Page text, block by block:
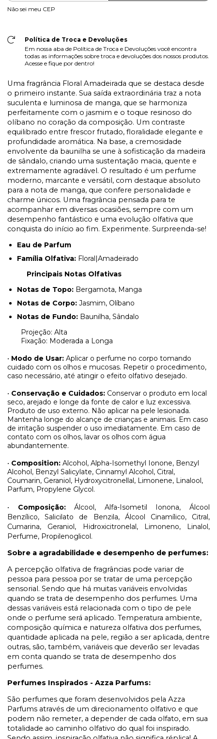
Não sei meu CEP
Política de Troca e Devoluções
Em nossa aba de Política de Troca e Devoluções você encontra
todas as informações sobre troca e devoluções dos nossos produtos.
Acesse e fique por dentro!
Uma fragrância Floral Amadeirada que se destaca desde
o primeiro instante. Sua saída extraordinária traz a nota
suculenta e luminosa de manga, que se harmoniza
perfeitamente com o jasmim e o toque resinoso do
olíbano no coração da composição. Um contraste
equilibrado entre frescor frutado, floralidade elegante e
profundidade aromática. Na base, a cremosidade
envolvente da baunilha se une à sofisticação da madeira
de sândalo, criando uma sustentação macia, quente e
extremamente agradável. O resultado é um perfume
moderno, marcante e versátil, com destaque absoluto
para a nota de manga, que confere personalidade e
charme únicos. Uma fragrância pensada para te
acompanhar em diversas ocasiões, sempre com um
desempenho fantástico e uma evolução olfativa que
conquista do início ao fim. Experimente. Surpreenda-se!
Eau de Parfum
Família Olfativa: Floral|Amadeirado
Principais Notas Olfativas
Notas de Topo: Bergamota, Manga
Notas de Corpo: Jasmim, Olíbano
Notas de Fundo: Baunilha, Sândalo
Projeção: Alta
Fixação: Moderada a Longa
• Modo de Usar: Aplicar o perfume no corpo tomando
cuidado com os olhos e mucosas. Repetir o procedimento,
caso necessário, até atingir o efeito olfativo desejado.
• Conservação e Cuidados: Conservar o produto em local
seco, arejado e longe da fonte de calor e luz excessiva.
Produto de uso externo. Não aplicar na pele lesionada.
Mantenha longe do alcançe de crianças e animais. Em caso
de irritação suspender o uso imediatamente. Em caso de
contato com os olhos, lavar os olhos com água
abundantemente.
• Composition: Alcohol, Alpha-Isomethyl Ionone, Benzyl
Alcohol, Benzyl Salicylate, Cinnamyl Alcohol, Citral,
Coumarin, Geraniol, Hydroxycitronellal, Limonene, Linalool,
Parfum, Propylene Glycol.
• Composição:Álcool, Alfa-Isometil Ionona, Álcool
Benzílico, Salicilato de Benzila, Álcool Cinamílico, Citral,
Cumarina, Geraniol, Hidroxicitronelal, Limoneno, Linalol,
Perfume, Propilenoglicol.
Sobre a agradabilidade e desempenho de perfumes:
A percepção olfativa de fragrâncias pode variar de
pessoa para pessoa por se tratar de uma percepção
sensorial. Sendo que há muitas variáveis envolvidas
quando se trata de desempenho dos perfumes. Uma
dessas variáveis está relacionada com o tipo de pele
onde o perfume será aplicado. Temperatura ambiente,
composição química e natureza olfativa dos perfumes,
quantidade aplicada na pele, região a ser aplicada, dentre
outras, são, também, variáveis que deverão ser levadas
em conta quando se trata de desempenho dos
perfumes.
Perfumes Inspirados - Azza Parfums:
São perfumes que foram desenvolvidos pela Azza
Parfums através de um direcionamento olfativo e que
podem não remeter, a depender de cada olfato, em sua
totalidade ao caminho olfativo do qual foi inspirado.